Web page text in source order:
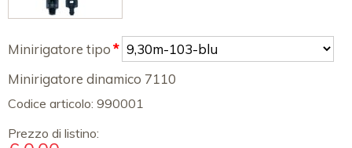
Campo
obbligatorio
Minirigatore tipo*
Minirigatore dinamico 7110
Codice articolo: 990001
Prezzo di listino: